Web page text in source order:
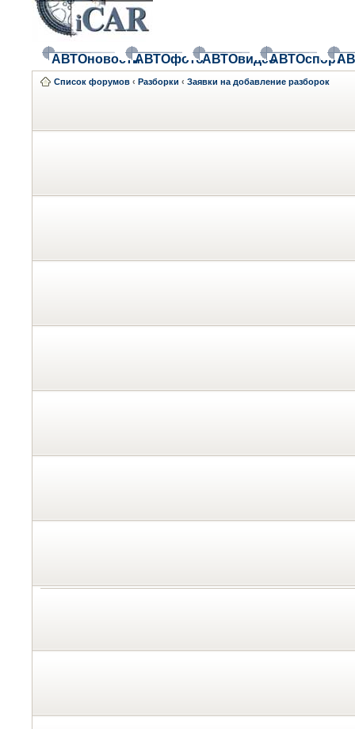
АВТОновостиАВТОфотоАВТОвидеоАВТОспорт
Список форумов ‹ Разборки ‹ Заявки на добавление разборок